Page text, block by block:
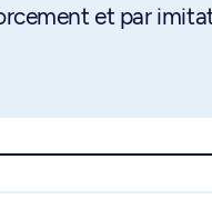
et par